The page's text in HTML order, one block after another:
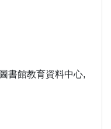
書館教育資料中心,